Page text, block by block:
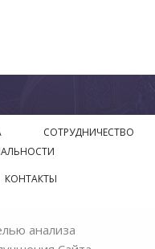
СОТРУДНИЧЕСТВО
КОНТАКТЫ
производителя
анализа